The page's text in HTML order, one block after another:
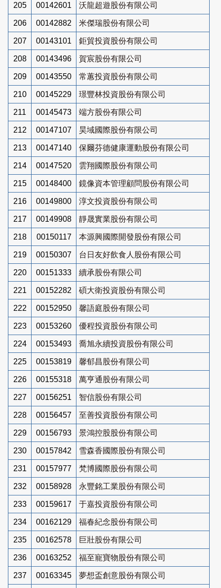
205 00142601 沃龍超遊股份有限公司
206 00142882 米傑瑞股份有限公司
207 00143101 鉅貿投資股份有限公司
208 00143496 賀宸股份有限公司
209 00143550 常蕙投資股份有限公司
210 00145229 璟豐林投資股份有限公司
211 00145473 端方股份有限公司
212 00147107 昊域國際股份有限公司
213 00147140 保爾芬德健康運動股份有限公司
214 00147520 雲翔國際股份有限公司
215 00148400 鏡像資本管理顧問股份有限公司
216 00149800 淳文投資股份有限公司
217 00149908 靜晟實業股份有限公司
218 00150117 本源興國際開發股份有限公司
219 00150307 台日友好飲食人股份有限公司
220 00151333 續承股份有限公司
221 00152282 碩大衛投資股份有限公司
222 00152950 馨語庭股份有限公司
223 00153260 優程投資股份有限公司
224 00153493 喬旭永續投資股份有限公司
225 00153819 馨郁昌股份有限公司
226 00155318 萬亨通股份有限公司
227 00156251 智信股份有限公司
228 00156457 至善投資股份有限公司
229 00156793 景鴻控股股份有限公司
230 00157842 雪森香國際股份有限公司
231 00157977 梵博國際股份有限公司
232 00158928 永豐銘工業股份有限公司
233 00159617 于嘉投資股份有限公司
234 00162129 福春紀念股份有限公司
235 00162578 巨壯股份有限公司
236 00163252 福至寵寶物股份有限公司
237 00163345 夢想盃創意股份有限公司